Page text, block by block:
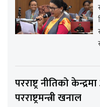
परराष्ट्र नीतिको
परराष्ट्रमन्त्री खनाल